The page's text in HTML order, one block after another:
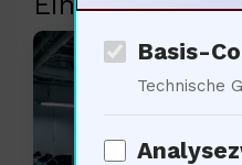
Basis-
Technische